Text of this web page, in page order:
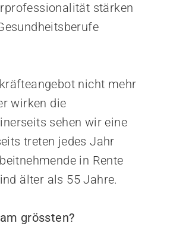
stärken
nicht mehr
wirken die
sehen wir eine
treten jedes Jahr
in Rente
älter als 55 Jahre.
grössten?